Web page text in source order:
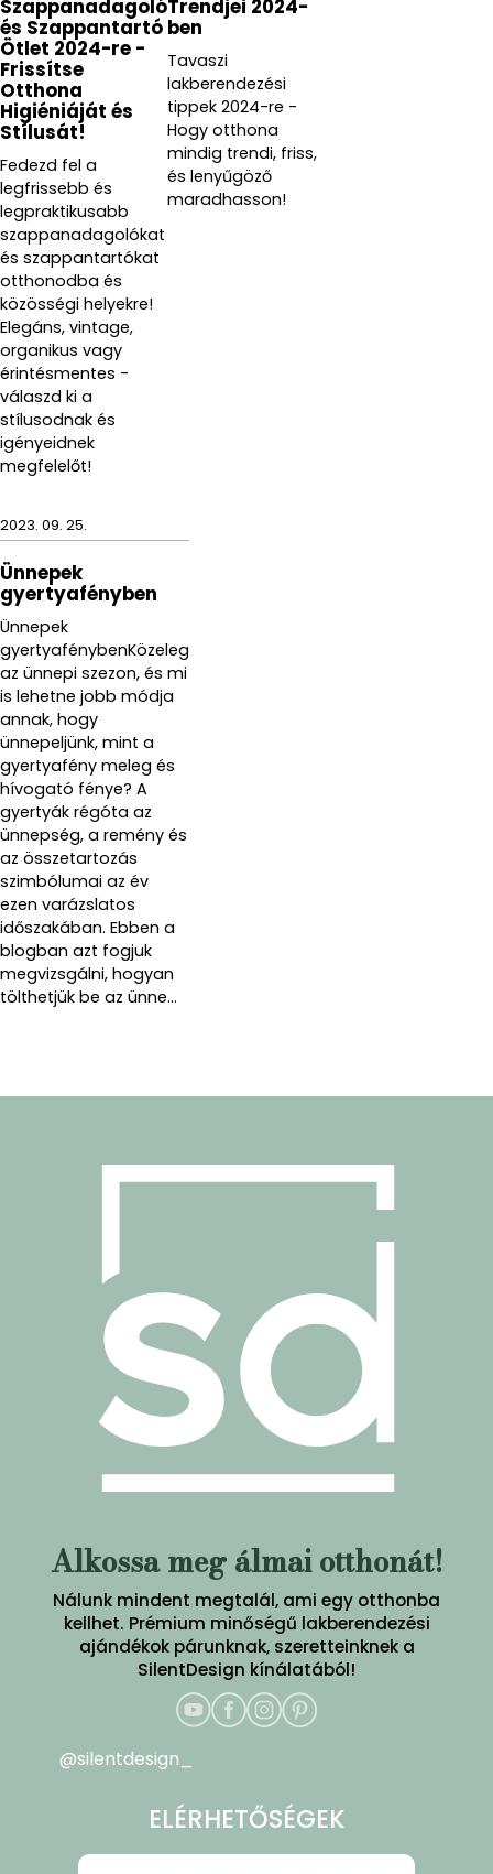
Szappanadagoló
és Szappantartó
Ötlet 2024-re -
Frissítse
Otthona
Higiéniáját és
Stílusát!
Fedezd fel a
legfrissebb és
legpraktikusabb
szappanadagolókat
és szappantartókat
otthonodba és
közösségi helyekre!
Elegáns, vintage,
organikus vagy
érintésmentes -
válaszd ki a
stílusodnak és
igényeidnek
megfelelőt!
Trendjei 2024-
ben
Tavaszi
lakberendezési
tippek 2024-re -
Hogy otthona
mindig trendi, friss,
és lenyűgöző
maradhasson!
2023. 09. 25.
Ünnepek
gyertyafényben
Ünnepek
gyertyafénybenKözeleg
az ünnepi szezon, és mi
is lehetne jobb módja
annak, hogy
ünnepeljünk, mint a
gyertyafény meleg és
hívogató fénye? A
gyertyák régóta az
ünnepség, a remény és
az összetartozás
szimbólumai az év
ezen varázslatos
időszakában. Ebben a
blogban azt fogjuk
megvizsgálni, hogyan
tölthetjük be az ünne...
Alkossa meg álmai otthonát!
Nálunk mindent megtalál, ami egy otthonba
kellhet. Prémium minőségű lakberendezési
ajándékok párunknak, szeretteinknek a
SilentDesign kínálatából!
@silentdesign_
ELÉRHETŐSÉGEK